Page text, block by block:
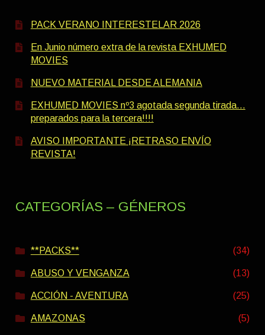
PACK VERANO INTERESTELAR 2026
En Junio número extra de la revista EXHUMED
MOVIES
NUEVO MATERIAL DESDE ALEMANIA
EXHUMED MOVIES nº3 agotada segunda tirada…
preparados para la tercera!!!!
AVISO IMPORTANTE ¡RETRASO ENVÍO
REVISTA!
CATEGORÍAS – GÉNEROS
**PACKS** (34)
ABUSO Y VENGANZA (13)
ACCIÓN - AVENTURA (25)
AMAZONAS (5)